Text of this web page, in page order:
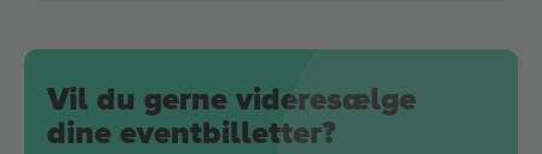
Vil du gerne videresælge
dine eventbilletter?